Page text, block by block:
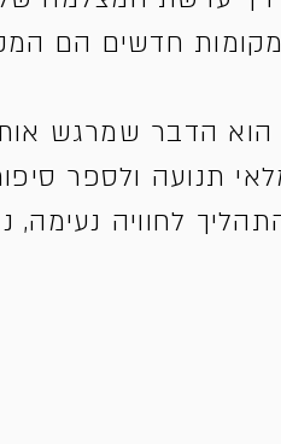
חדשים הם
הוא הדבר שמרגש
תנועה ולספר
לחוויה נעימה,